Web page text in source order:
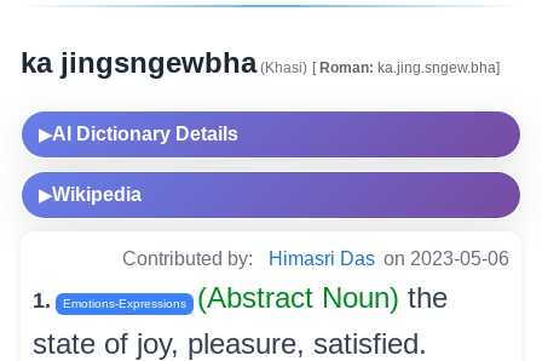
ka jingsngewbha(Khasi) [Roman: ka.jing.sngew.bha]
▶AI Dictionary Details
▶Wikipedia
Contributed by: Himasri Das on 2023-05-06
1. Emotions-Expressions (Abstract Noun) the
state of joy, pleasure, satisfied.